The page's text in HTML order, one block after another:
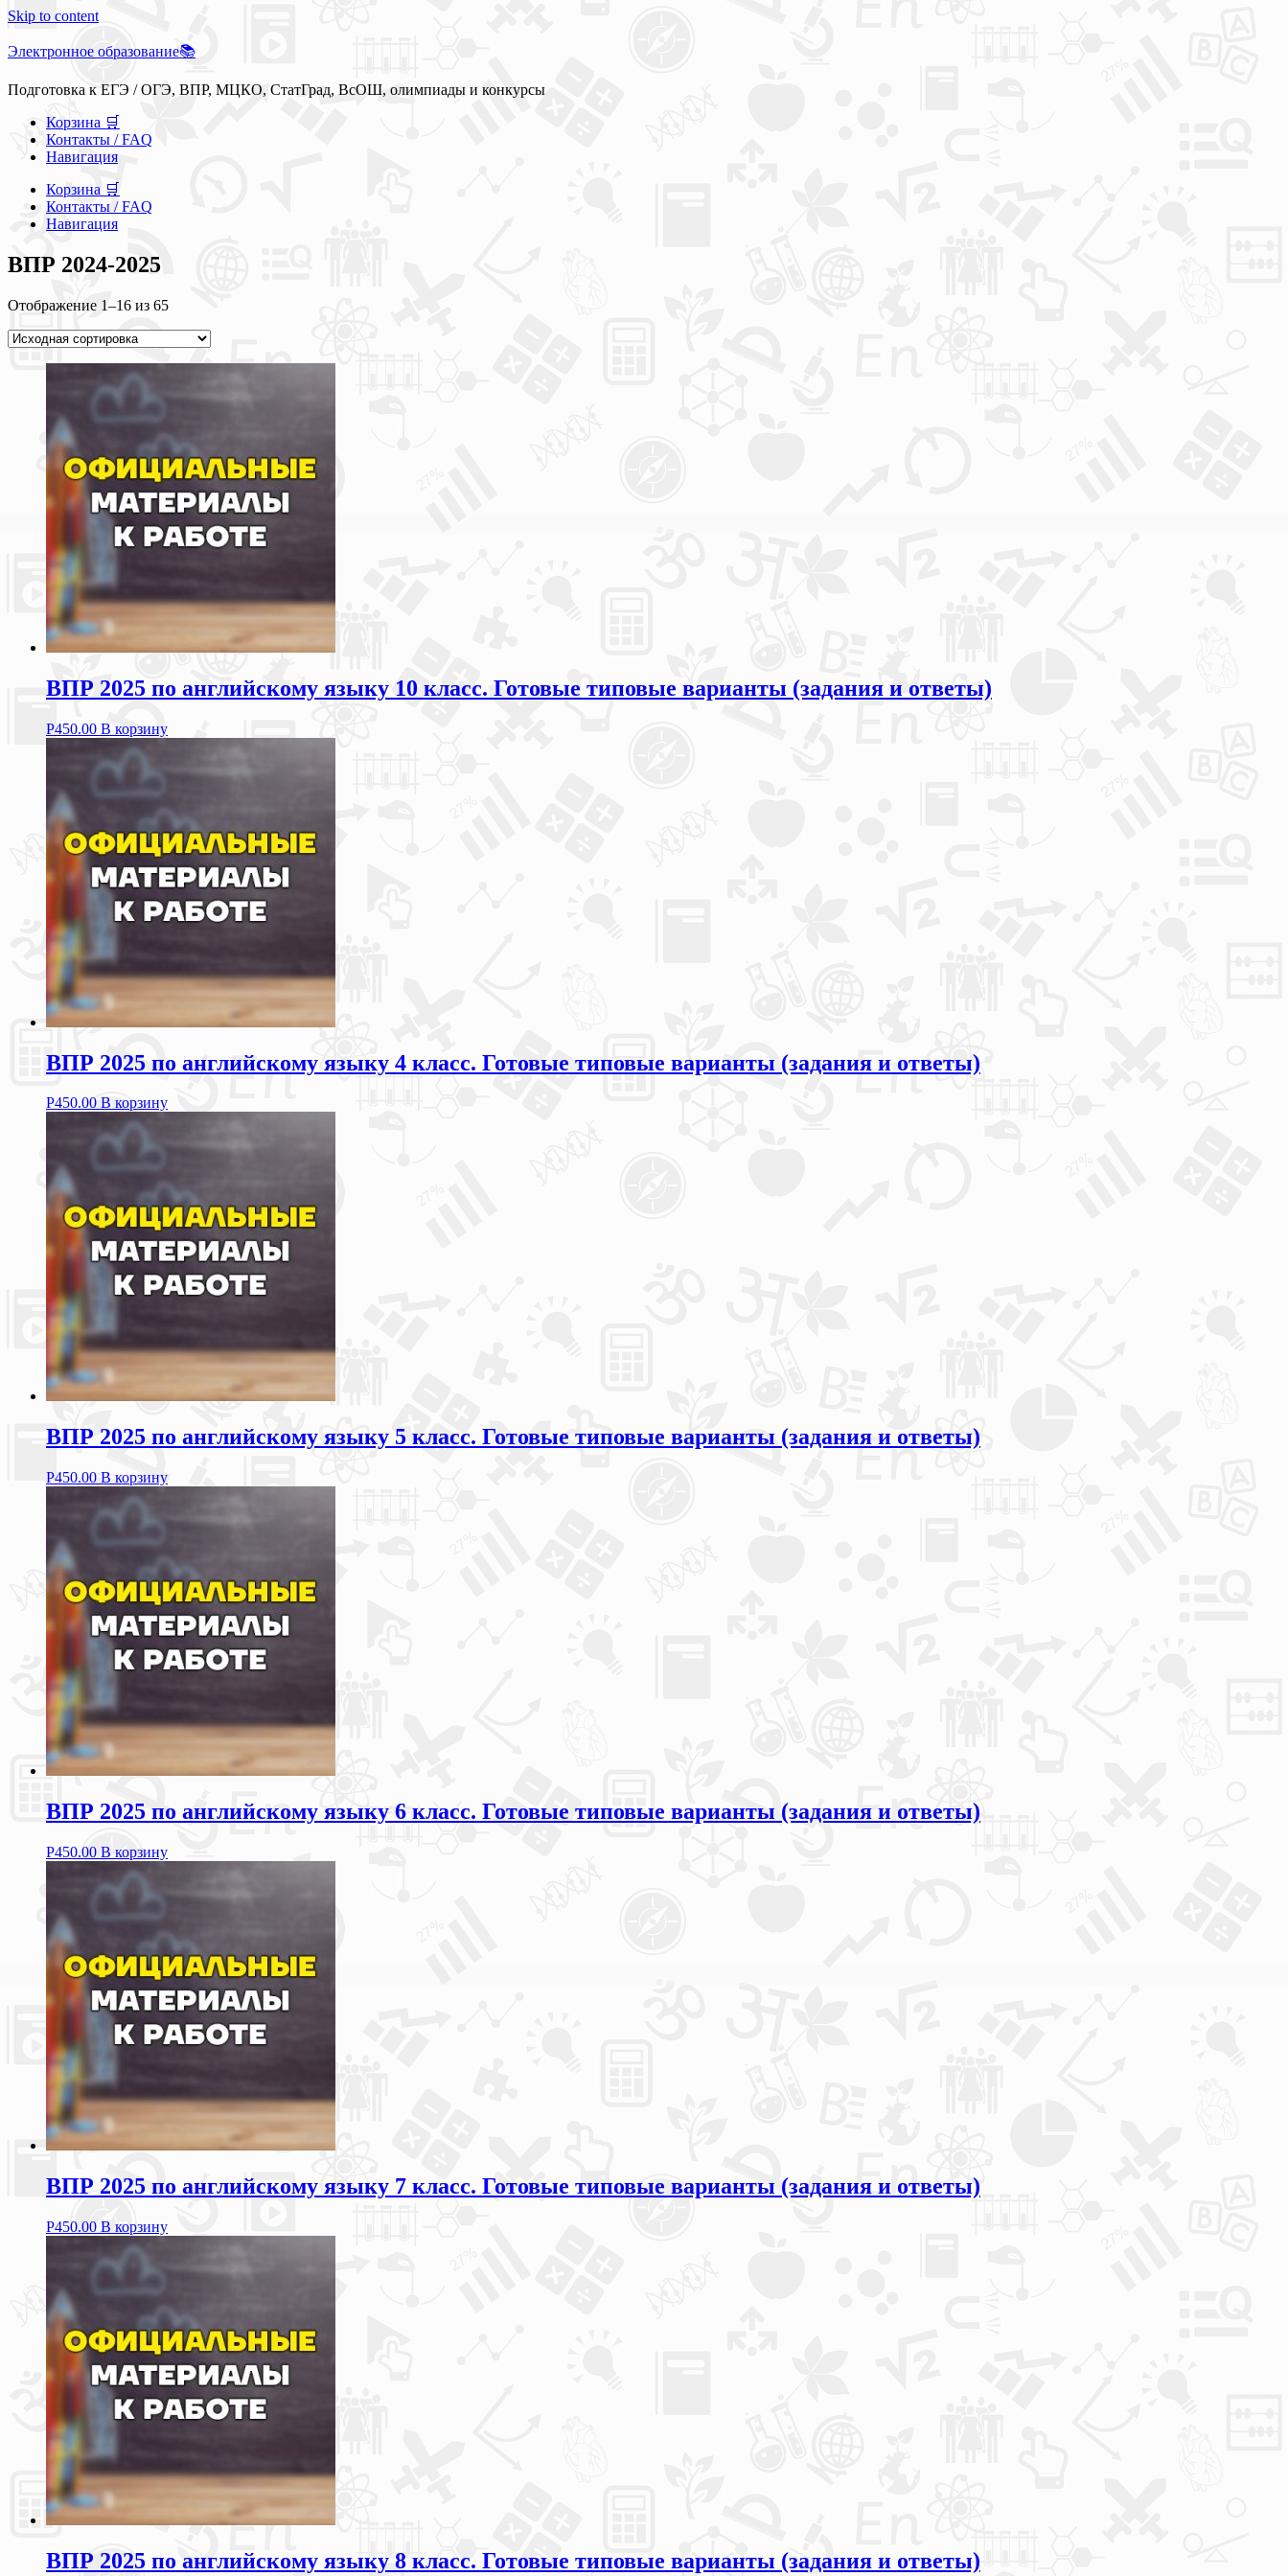
Skip to content
Электронное образование📚
Подготовка к ЕГЭ / ОГЭ, ВПР, МЦКО, СтатГрад, ВсОШ, олимпиады и конкурсы
Корзина 🛒
Контакты / FAQ
Навигация
Корзина 🛒
Контакты / FAQ
Навигация
ВПР 2024-2025
Отображение 1–16 из 65
ВПР 2025 по английскому языку 10 класс. Готовые типовые варианты (задания и ответы)
Р450.00 В корзину
ВПР 2025 по английскому языку 4 класс. Готовые типовые варианты (задания и ответы)
Р450.00 В корзину
ВПР 2025 по английскому языку 5 класс. Готовые типовые варианты (задания и ответы)
Р450.00 В корзину
ВПР 2025 по английскому языку 6 класс. Готовые типовые варианты (задания и ответы)
Р450.00 В корзину
ВПР 2025 по английскому языку 7 класс. Готовые типовые варианты (задания и ответы)
Р450.00 В корзину
ВПР 2025 по английскому языку 8 класс. Готовые типовые варианты (задания и ответы)